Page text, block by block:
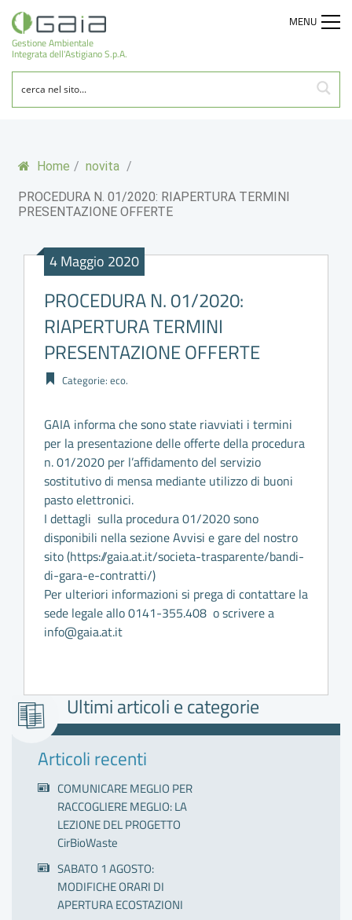
Gestione Ambientale
Integrata dell'Astigiano S.p.A.
MENU
Home / novita /
PROCEDURA N. 01/2020: RIAPERTURA TERMINI
PRESENTAZIONE OFFERTE
4 Maggio 2020
PROCEDURA N. 01/2020:
RIAPERTURA TERMINI
PRESENTAZIONE OFFERTE
Categorie: eco.
GAIA informa che sono state riavviati i termini
per la presentazione delle offerte della procedura
n. 01/2020 per l’affidamento del servizio
sostitutivo di mensa mediante utilizzo di buoni
pasto elettronici.
I dettagli sulla procedura 01/2020 sono
disponibili nella sezione Avvisi e gare del nostro
sito (https://gaia.at.it/societa-trasparente/bandi-
di-gara-e-contratti/)
Per ulteriori informazioni si prega di contattare la
sede legale allo 0141-355.408 o scrivere a
info@gaia.at.it
Ultimi articoli e categorie
Articoli recenti
COMUNICARE MEGLIO PER
RACCOGLIERE MEGLIO: LA
LEZIONE DEL PROGETTO
CirBioWaste
SABATO 1 AGOSTO:
MODIFICHE ORARI DI
APERTURA ECOSTAZIONI